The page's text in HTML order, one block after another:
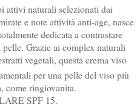
attivi naturali selezionati dai
e note attività anti-age, nasce
dedicata a contrastare
Grazie ai complex naturali
vegetali, questa crema viso
per una pelle del viso più
come ringiovanita.
SPF 15.